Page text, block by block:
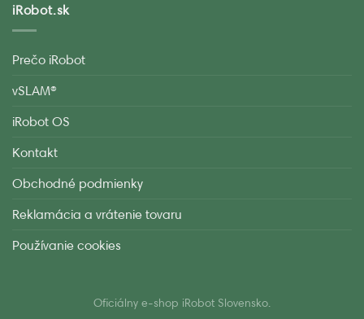
iRobot.sk
Prečo iRobot
vSLAM®
iRobot OS
Kontakt
Obchodné podmienky
Reklamácia a vrátenie tovaru
Používanie cookies
Oficiálny e-shop iRobot Slovensko.